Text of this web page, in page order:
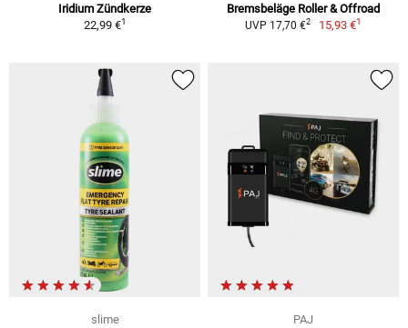
Iridium Zündkerze
22,99 €1
Bremsbeläge Roller & Offroad
UVP 17,70 €2 15,93 €1
slime
PAJ